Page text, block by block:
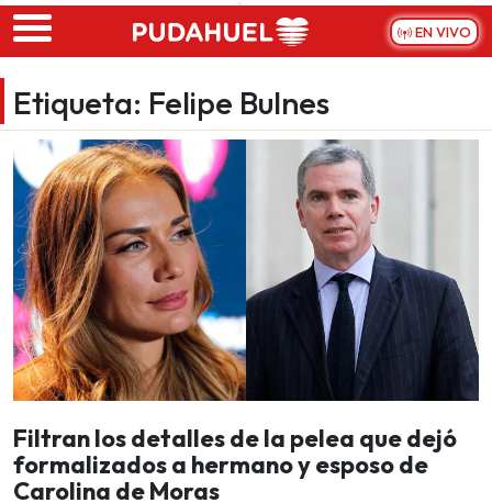
Skip to main content
EN VIVO
Etiqueta: Felipe Bulnes
Filtran los detalles de la pelea que dejó
formalizados a hermano y esposo de
Carolina de Moras